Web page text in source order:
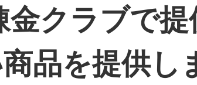
金クラブで
品を提供し